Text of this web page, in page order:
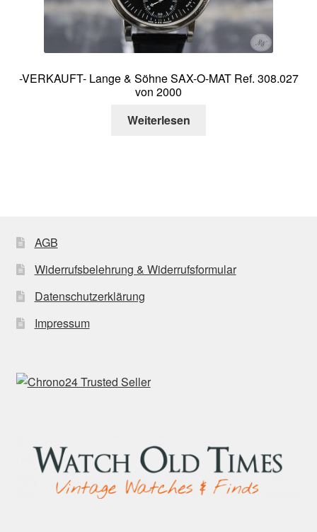
-VERKAUFT- Lange & Söhne SAX-O-MAT Ref. 308.027
von 2000
Weiterlesen
AGB
Widerrufsbelehrung & Widerrufsformular
Datenschutzerklärung
Impressum